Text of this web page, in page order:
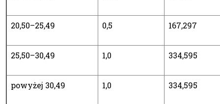
20,50–25,49 0,5 167,297
25,50–30,49 1,0 334,595
powyżej 30,49 1,0 334,595